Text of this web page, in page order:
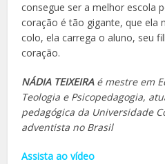
consegue ser a melhor escola
coração é tão gigante, que ela
colo, ela carrega o aluno, seu
coração.
NÁDIA TEIXEIRA é mestre em
Teologia e Psicopedagogia,
pedagógica da Universidade
adventista no Brasil
Assista ao vídeo